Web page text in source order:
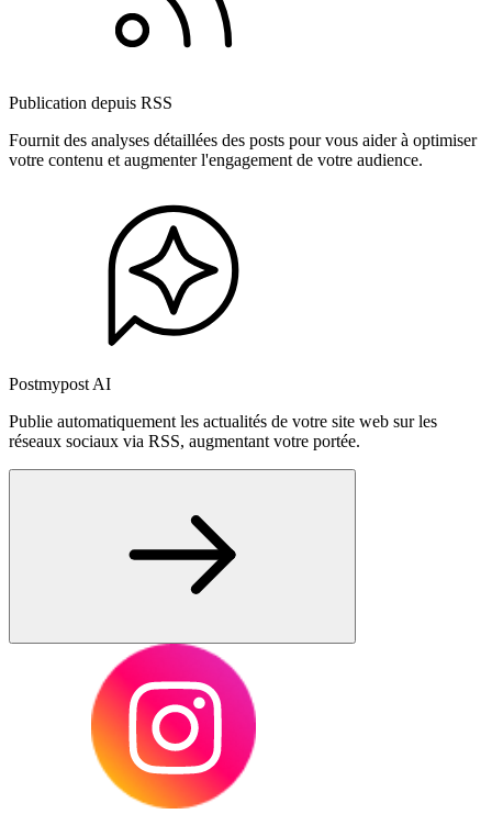
Publication depuis RSS
Fournit des analyses détaillées des posts pour vous aider à optimiser
votre contenu et augmenter l'engagement de votre audience.
Postmypost AI
Publie automatiquement les actualités de votre site web sur les
réseaux sociaux via RSS, augmentant votre portée.